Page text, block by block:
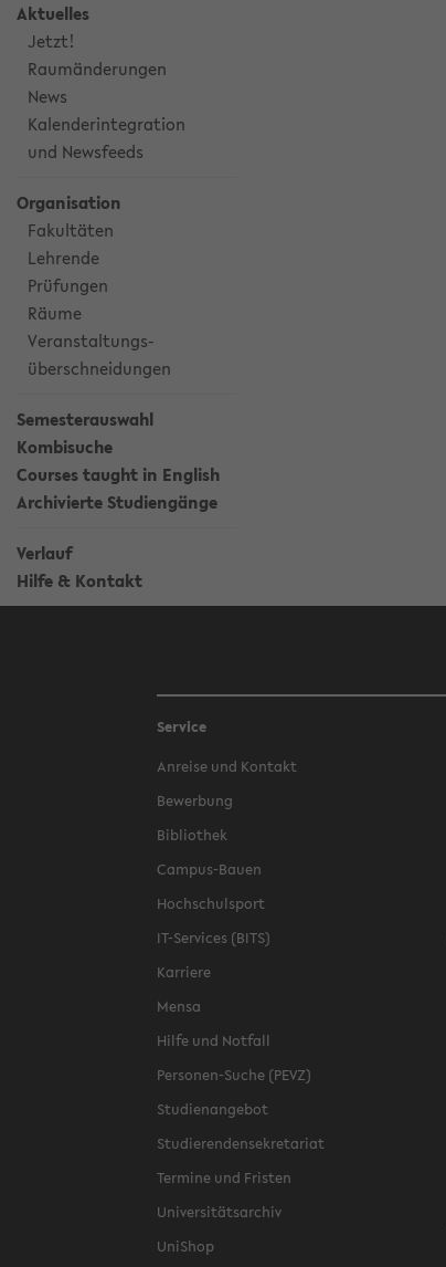
Aktuelles
Jetzt!
Raumänderungen
News
Kalenderintegration
und Newsfeeds
Organisation
Fakultäten
Lehrende
Prüfungen
Räume
Veranstaltungs-
überschneidungen
Semesterauswahl
Kombisuche
Courses taught in English
Archivierte Studiengänge
Verlauf
Hilfe & Kontakt
Service
Anreise und Kontakt
Bewerbung
Bibliothek
Campus-Bauen
Hochschulsport
IT-Services (BITS)
Karriere
Mensa
Hilfe und Notfall
Personen-Suche (PEVZ)
Studienangebot
Studierendensekretariat
Termine und Fristen
Universitätsarchiv
UniShop